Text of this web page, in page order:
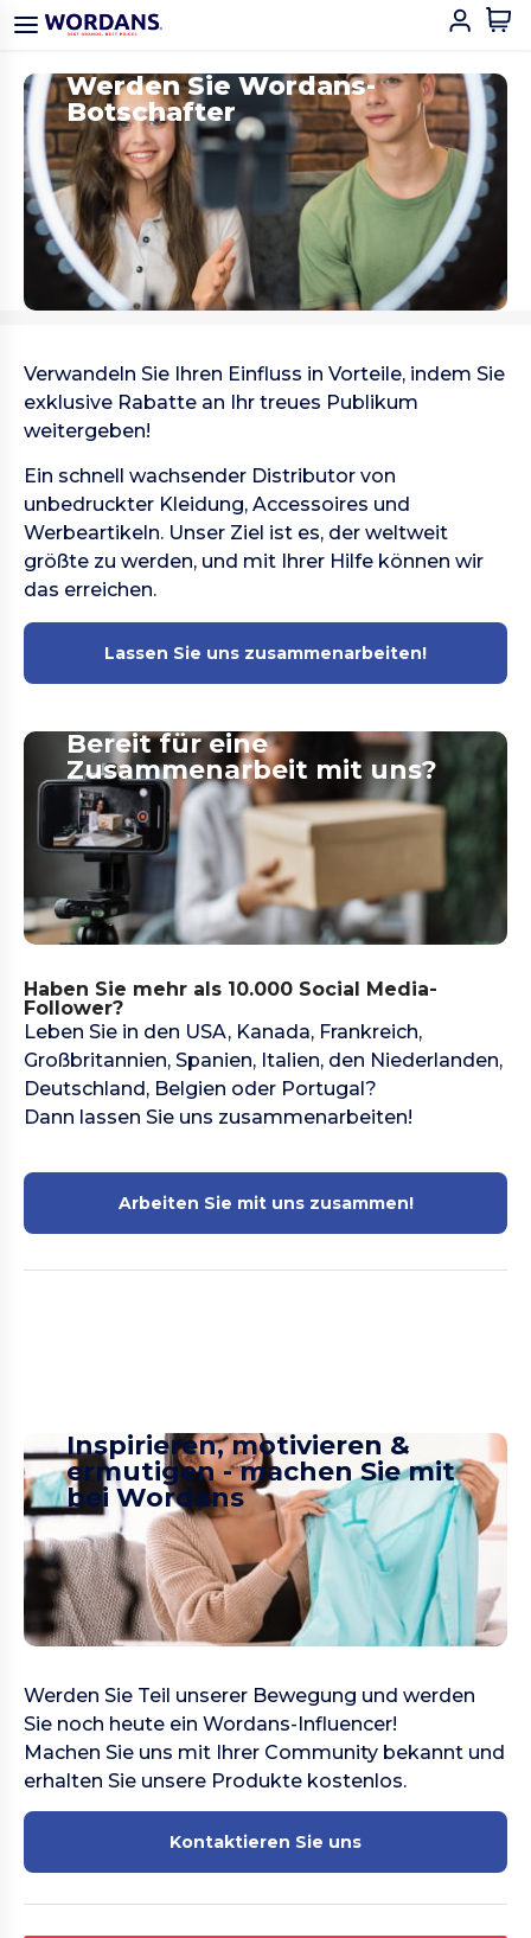
Werden Sie Wordans-
Botschafter
Verwandeln Sie Ihren Einfluss in Vorteile, indem Sie
exklusive Rabatte an Ihr treues Publikum
weitergeben!
Ein schnell wachsender Distributor von
unbedruckter Kleidung, Accessoires und
Werbeartikeln. Unser Ziel ist es, der weltweit
größte zu werden, und mit Ihrer Hilfe können wir
das erreichen.
Lassen Sie uns zusammenarbeiten!
Bereit für eine
Zusammenarbeit mit uns?
Haben Sie mehr als 10.000 Social Media-
Follower?
Leben Sie in den USA, Kanada, Frankreich,
Großbritannien, Spanien, Italien, den Niederlanden,
Deutschland, Belgien oder Portugal?
Dann lassen Sie uns zusammenarbeiten!
Arbeiten Sie mit uns zusammen!
Inspirieren, motivieren &
ermutigen - machen Sie mit
bei Wordans
Werden Sie Teil unserer Bewegung und werden
Sie noch heute ein Wordans-Influencer!
Machen Sie uns mit Ihrer Community bekannt und
erhalten Sie unsere Produkte kostenlos.
Kontaktieren Sie uns